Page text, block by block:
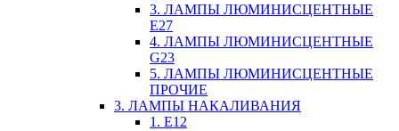
3. ЛАМПЫ ЛЮМИНИСЦЕНТНЫЕ
E27
4. ЛАМПЫ ЛЮМИНИСЦЕНТНЫЕ
G23
5. ЛАМПЫ ЛЮМИНИСЦЕНТНЫЕ
ПРОЧИЕ
3. ЛАМПЫ НАКАЛИВАНИЯ
1. E12